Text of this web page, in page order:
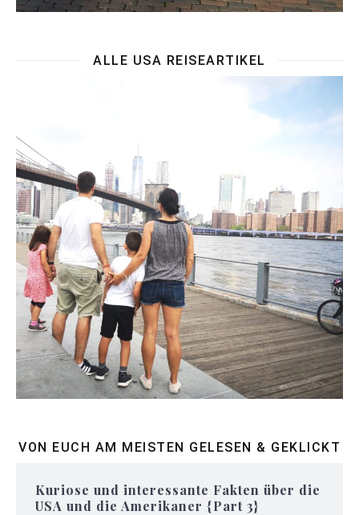
ALLE USA REISEARTIKEL
VON EUCH AM MEISTEN GELESEN & GEKLICKT
Kuriose und interessante Fakten über die
USA und die Amerikaner {Part 3}